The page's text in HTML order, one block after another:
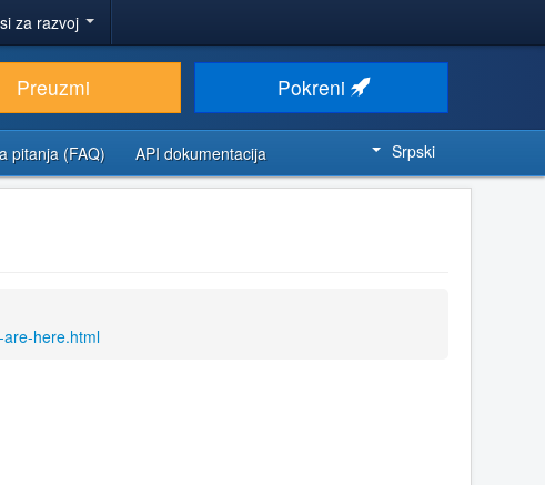
za razvoj
Preuzmi Pokreni
pitanja (FAQ) API dokumentacija Srpski
here.html